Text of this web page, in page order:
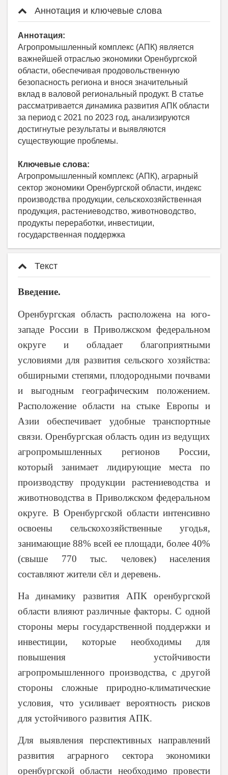
Аннотация и ключевые слова
Аннотация:
Агропромышленный комплекс (АПК) является
важнейшей отраслью экономики Оренбургской
области, обеспечивая продовольственную
безопасность региона и внося значительный
вклад в валовой региональный продукт. В статье
рассматривается динамика развития АПК области
за период с 2021 по 2023 год, анализируются
достигнутые результаты и выявляются
существующие проблемы.
Ключевые слова:
Агропромышленный комплекс (АПК), аграрный
сектор экономики Оренбургской области, индекс
производства продукции, сельскохозяйственная
продукция, растениеводство, животноводство,
продукты переработки, инвестиции,
государственная поддержка
Текст
Введение.
Оренбургская область расположена на юго-
западе России в Приволжском федеральном
округе и обладает благоприятными
условиями для развития сельского хозяйства:
обширными степями, плодородными почвами
и выгодным географическим положением.
Расположение области на стыке Европы и
Азии обеспечивает удобные транспортные
связи. Оренбургская область один из ведущих
агропромышленных регионов России,
который занимает лидирующие места по
производству продукции растениеводства и
животноводства в Приволжском федеральном
округе. В Оренбургской области интенсивно
освоены сельскохозяйственные угодья,
занимающие 88% всей ее площади, более 40%
(свыше 770 тыс. человек) населения
составляют жители сёл и деревень.
На динамику развития АПК оренбургской
области влияют различные факторы. С одной
стороны меры государственной поддержки и
инвестиции, которые необходимы для
повышения устойчивости
агропромышленного производства, с другой
стороны сложные природно-климатические
условия, что усиливает вероятность рисков
для устойчивого развития АПК.
Для выявления перспективных направлений
развития аграрного сектора экономики
оренбургской области необходимо провести